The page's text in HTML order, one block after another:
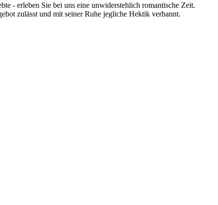
- erleben Sie bei uns eine unwiderstehlich romantische Zeit.
zulässt und mit seiner Ruhe jegliche Hektik verbannt.